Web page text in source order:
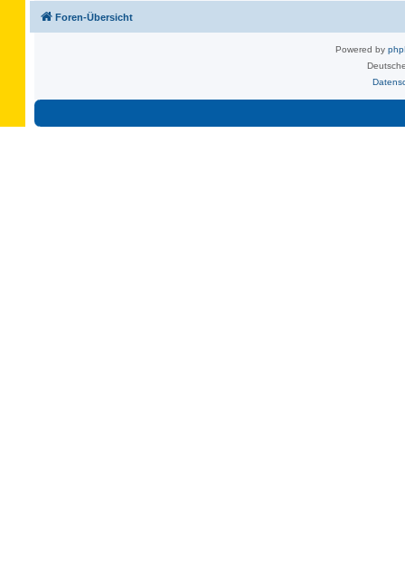
Foren-Übersicht
Powered by